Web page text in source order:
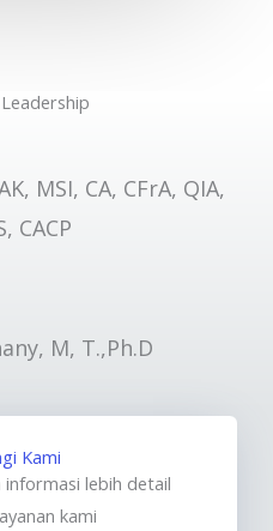
MSI, CA, CFrA, QIA,
CACP
M, T.,Ph.D
Kami
lebih detail
kami